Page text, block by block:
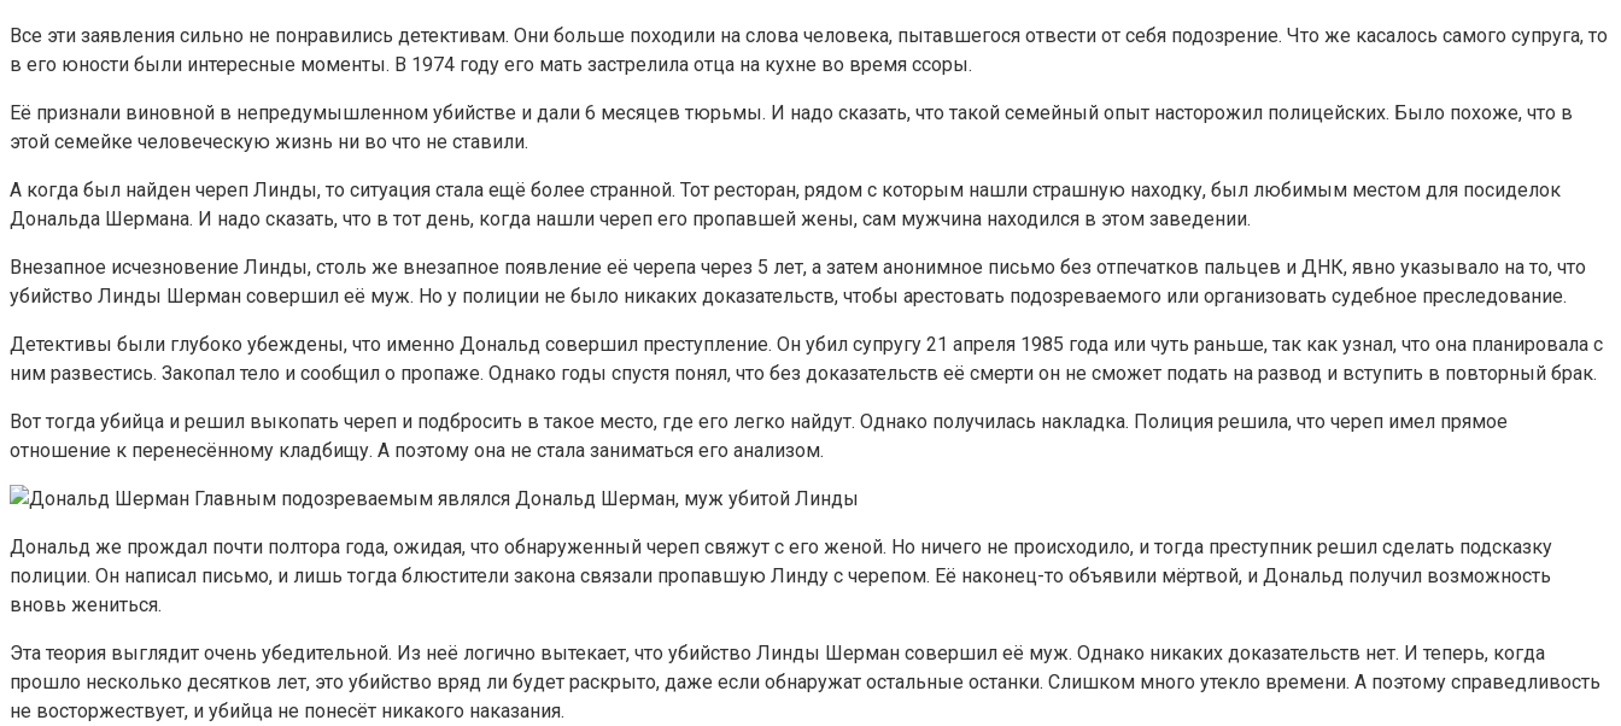
Все эти заявления сильно не понравились детективам. Они больше походили на слова человека, пытавшегося отвести от себя подозрение. Что же касалось самого супруга, то
в его юности были интересные моменты. В 1974 году его мать застрелила отца на кухне во время ссоры.
Её признали виновной в непредумышленном убийстве и дали 6 месяцев тюрьмы. И надо сказать, что такой семейный опыт насторожил полицейских. Было похоже, что в
этой семейке человеческую жизнь ни во что не ставили.
А когда был найден череп Линды, то ситуация стала ещё более странной. Тот ресторан, рядом с которым нашли страшную находку, был любимым местом для посиделок
Дональда Шермана. И надо сказать, что в тот день, когда нашли череп его пропавшей жены, сам мужчина находился в этом заведении.
Внезапное исчезновение Линды, столь же внезапное появление её черепа через 5 лет, а затем анонимное письмо без отпечатков пальцев и ДНК, явно указывало на то, что
убийство Линды Шерман совершил её муж. Но у полиции не было никаких доказательств, чтобы арестовать подозреваемого или организовать судебное преследование.
Детективы были глубоко убеждены, что именно Дональд совершил преступление. Он убил супругу 21 апреля 1985 года или чуть раньше, так как узнал, что она планировала с
ним развестись. Закопал тело и сообщил о пропаже. Однако годы спустя понял, что без доказательств её смерти он не сможет подать на развод и вступить в повторный брак.
Вот тогда убийца и решил выкопать череп и подбросить в такое место, где его легко найдут. Однако получилась накладка. Полиция решила, что череп имел прямое
отношение к перенесённому кладбищу. А поэтому она не стала заниматься его анализом.
Главным подозреваемым являлся Дональд Шерман, муж убитой Линды
Дональд же прождал почти полтора года, ожидая, что обнаруженный череп свяжут с его женой. Но ничего не происходило, и тогда преступник решил сделать подсказку
полиции. Он написал письмо, и лишь тогда блюстители закона связали пропавшую Линду с черепом. Её наконец-то объявили мёртвой, и Дональд получил возможность
вновь жениться.
Эта теория выглядит очень убедительной. Из неё логично вытекает, что убийство Линды Шерман совершил её муж. Однако никаких доказательств нет. И теперь, когда
прошло несколько десятков лет, это убийство вряд ли будет раскрыто, даже если обнаружат остальные останки. Слишком много утекло времени. А поэтому справедливость
не восторжествует, и убийца не понесёт никакого наказания.